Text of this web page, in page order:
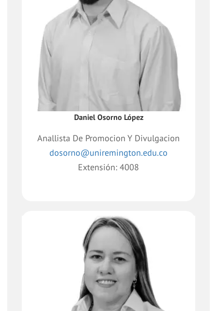
Daniel Osorno López
Anallista De Promocion Y Divulgacion
dosorno@uniremington.edu.co
Extensión: 4008
Apoyo transversal a los procesos
administrativos, logísticos y operativos